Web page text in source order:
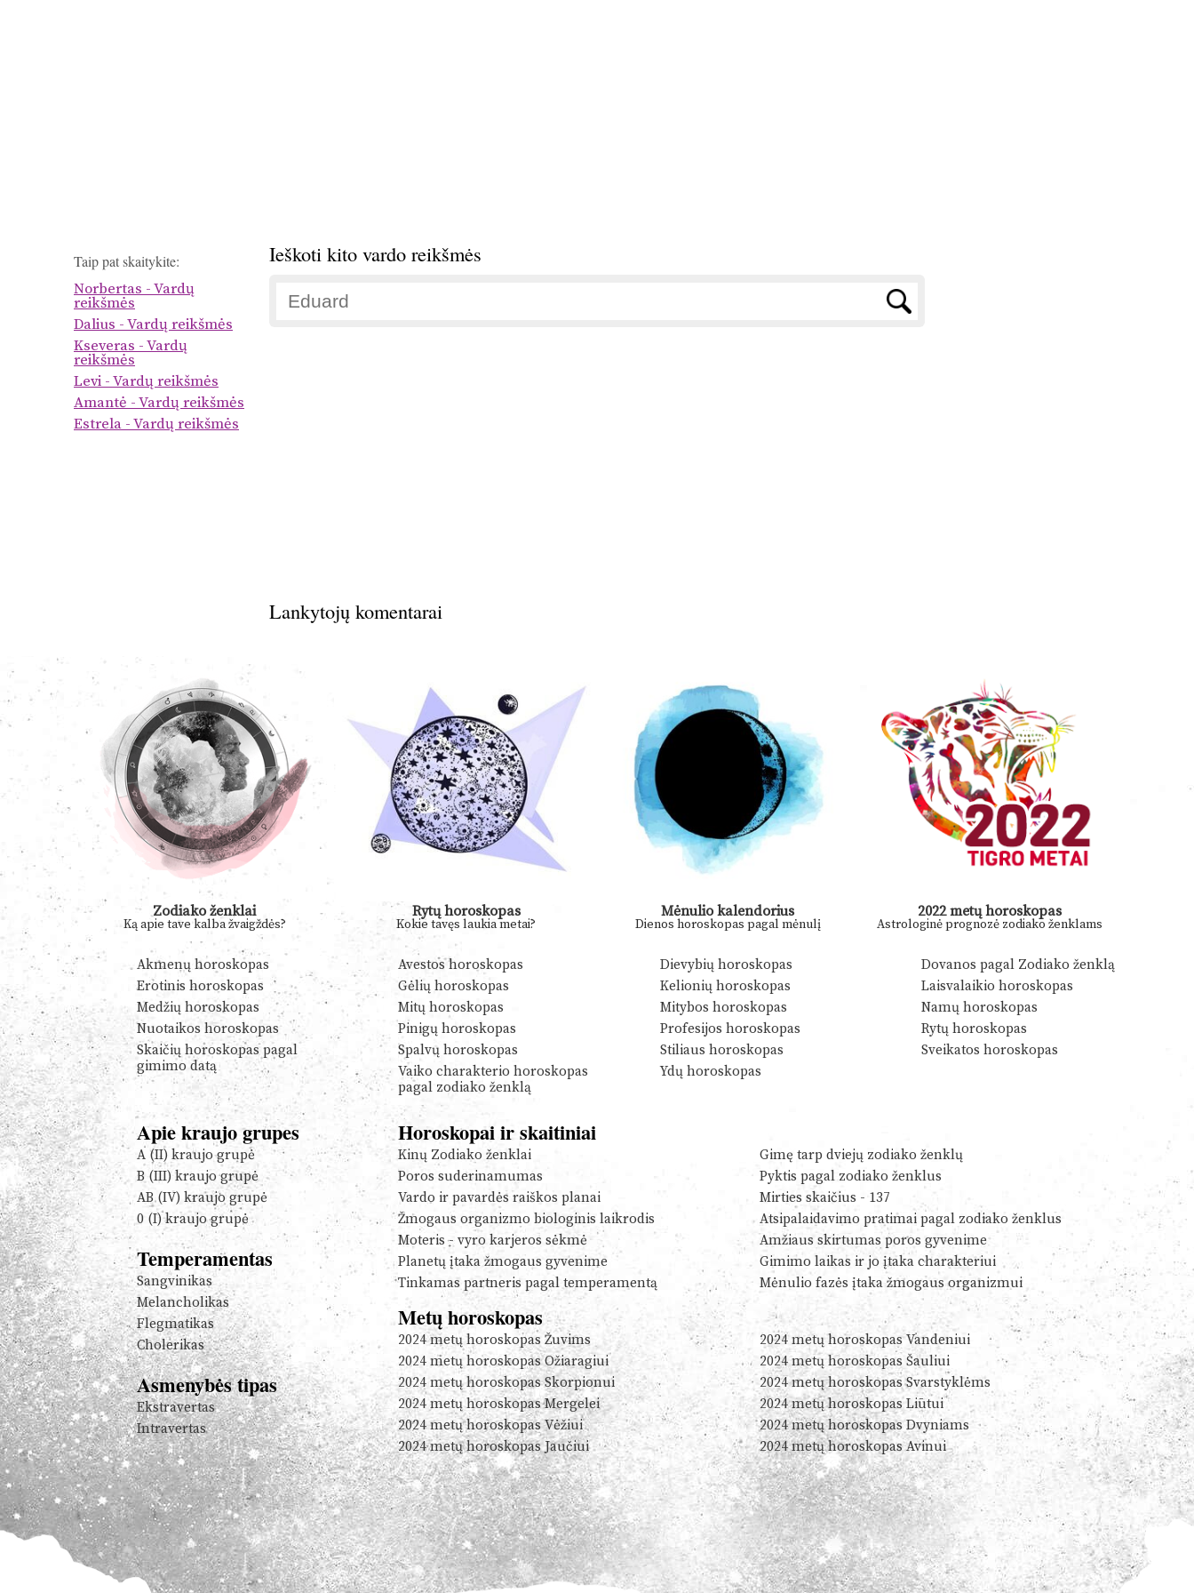
Taip pat skaitykite:
Norbertas - Vardų
reikšmės
Dalius - Vardų reikšmės
Kseveras - Vardų
reikšmės
Levi - Vardų reikšmės
Amantė - Vardų reikšmės
Estrela - Vardų reikšmės
Ieškoti kito vardo reikšmės
Lankytojų komentarai
Zodiako ženklai
Ką apie tave kalba žvaigždės?
Rytų horoskopas
Kokie tavęs laukia metai?
Mėnulio kalendorius
Dienos horoskopas pagal mėnulį
2022 metų horoskopas
Astrologinė prognozė zodiako ženklams
Akmenų horoskopas Avestos horoskopas Dievybių horoskopas
Dovanos pagal Zodiako ženklą
Erotinis horoskopas
Gėlių horoskopas Kelionių horoskopas
Laisvalaikio horoskopas
Medžių horoskopas
Mitų horoskopas Mitybos horoskopas
Namų horoskopas
Nuotaikos horoskopas
Pinigų horoskopas Profesijos horoskopas
Rytų horoskopas
Skaičių horoskopas pagal
gimimo datą
Spalvų horoskopas Stiliaus horoskopas
Sveikatos horoskopas
Vaiko charakterio horoskopas
pagal zodiako ženklą
Ydų horoskopas
Apie kraujo grupes
A (II) kraujo grupė
B (III) kraujo grupė
AB (IV) kraujo grupė
0 (I) kraujo grupė
Temperamentas
Sangvinikas
Melancholikas
Flegmatikas
Cholerikas
Asmenybės tipas
Ekstravertas
Intravertas
Horoskopai ir skaitiniai
Kinų Zodiako ženklai
Gimę tarp dviejų zodiako ženklų
Poros suderinamumas
Pyktis pagal zodiako ženklus
Vardo ir pavardės raiškos planai
Mirties skaičius - 137
Žmogaus organizmo biologinis laikrodis
Atsipalaidavimo pratimai pagal zodiako ženklus
Moteris - vyro karjeros sėkmė
Amžiaus skirtumas poros gyvenime
Planetų įtaka žmogaus gyvenime
Gimimo laikas ir jo įtaka charakteriui
Tinkamas partneris pagal temperamentą
Mėnulio fazės įtaka žmogaus organizmui
Metų horoskopas
2024 metų horoskopas Žuvims
2024 metų horoskopas Vandeniui
2024 metų horoskopas Ožiaragiui
2024 metų horoskopas Šauliui
2024 metų horoskopas Skorpionui
2024 metų horoskopas Svarstyklėms
2024 metų horoskopas Mergelei
2024 metų horoskopas Liūtui
2024 metų horoskopas Vėžiui
2024 metų horoskopas Dvyniams
2024 metų horoskopas Jaučiui
2024 metų horoskopas Avinui